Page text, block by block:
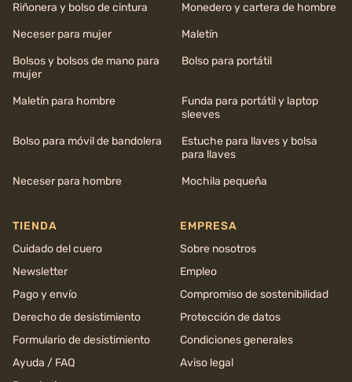
Riñonera y bolso de cintura
Monedero y cartera de hombre
Neceser para mujer
Maletín
Bolsos y bolsos de mano para
mujer
Bolso para portátil
Maletín para hombre
Funda para portátil y laptop
sleeves
Bolso para móvil de bandolera
Estuche para llaves y bolsa
para llaves
Neceser para hombre
Mochila pequeña
TIENDA
Cuidado del cuero
Newsletter
Pago y envío
Derecho de desistimiento
Formulario de desistimiento
Ayuda / FAQ
EMPRESA
Sobre nosotros
Empleo
Compromiso de sostenibilidad
Protección de datos
Condiciones generales
Aviso legal